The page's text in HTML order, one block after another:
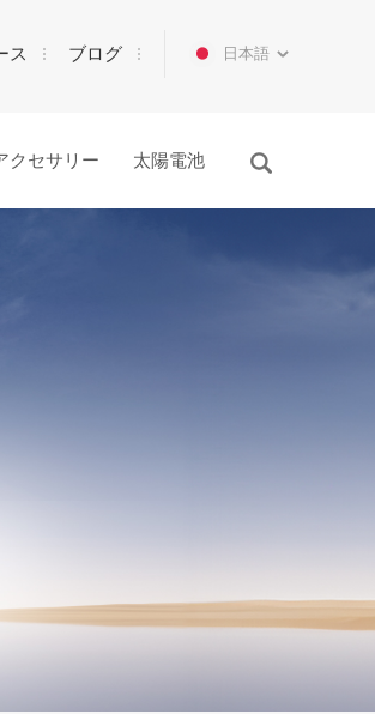
日本語
ス ブログ
クセサリー 太陽電池